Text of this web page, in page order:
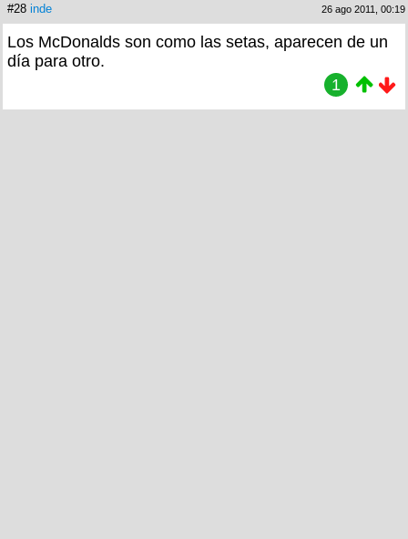
#28 inde 26 ago 2011, 00:19
Los McDonalds son como las setas, aparecen de un
día para otro.
1